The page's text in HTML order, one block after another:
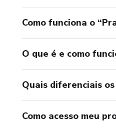
Como funciona o
O que é e como
Quais diferenciais
Como acesso meu